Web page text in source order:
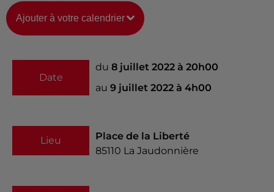
Ajouter à votre calendrier
Date
du 8 juillet 2022 à 20h00
au 9 juillet 2022 à 4h00
Lieu
Place de la Liberté
85110 La Jaudonnière